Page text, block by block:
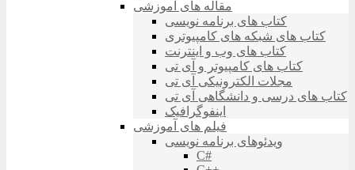
مقاله های آموزشی
کتاب های برنامه نویسی
کتاب های شبکه های کامپیوتری
کتاب های وب و اینترنت
کتاب های کامپیوتر و آی تی
مجلات الکترونیکی آی تی
کتاب های درسی و دانشگاهی آی تی
اینفوگرافیک
فیلم های آموزشی
ویدئوهای برنامه نویسی
C#